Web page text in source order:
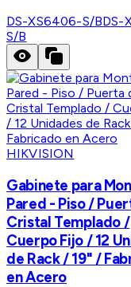
DS-XS6406-S/BDS-
S/B
HIKVISION
Gabinete para
Pared - Piso /
Cristal Templado /
Cuerpo Fijo / 12
de Rack / 19" /
en Acero